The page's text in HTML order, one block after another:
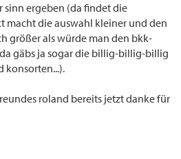
ergeben (da findet die
macht die auswahl kleiner und den
größer als würde man den bkk-
gäbs ja sogar die billig-billig-billig
konsorten...).
roland bereits jetzt danke für